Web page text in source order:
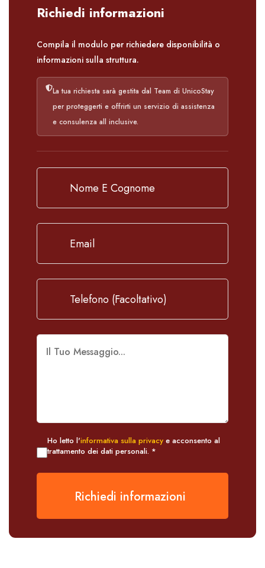
Richiedi informazioni
Compila il modulo per richiedere disponibilità o
informazioni sulla struttura.
La tua richiesta sarà gestita dal Team di UnicoStay
per proteggerti e offrirti un servizio di assistenza
e consulenza all inclusive.
Ho letto l'informativa sulla privacy e acconsento al
trattamento dei dati personali. *
Richiedi informazioni